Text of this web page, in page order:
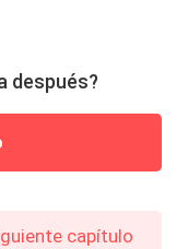
después?
capítulo